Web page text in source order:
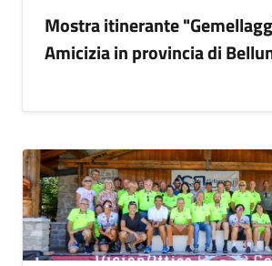
Mostra itinerante
Amicizia in provincia di